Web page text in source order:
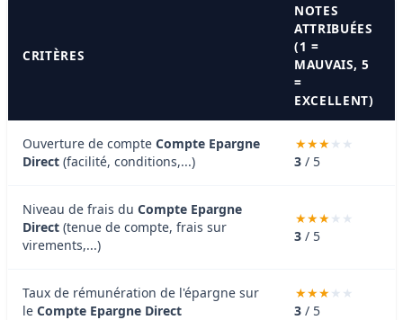
CRITÈRES
NOTES
ATTRIBUÉES
(1 =
MAUVAIS, 5
=
EXCELLENT)
Ouverture de compte Compte Epargne
Direct (facilité, conditions,...) 3 / 5
Niveau de frais du Compte Epargne
Direct (tenue de compte, frais sur
virements,...)
3 / 5
Taux de rémunération de l'épargne sur
le Compte Epargne Direct 3 / 5